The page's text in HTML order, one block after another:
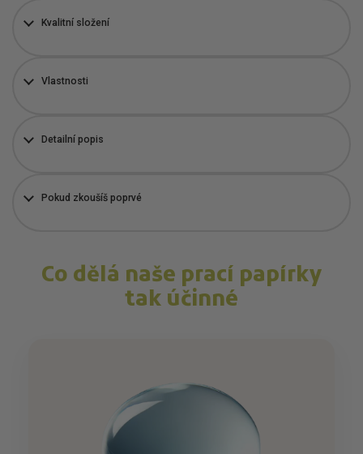
Kvalitní složení
Vlastnosti
Detailní popis
Pokud zkoušíš poprvé
Co dělá naše prací papírky
tak účinné